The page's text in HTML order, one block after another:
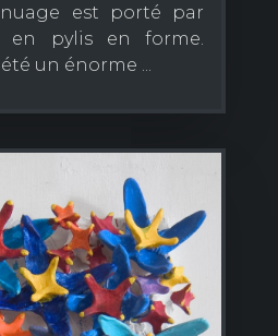
nuage est porté par
en pylis en forme.
un énorme ...